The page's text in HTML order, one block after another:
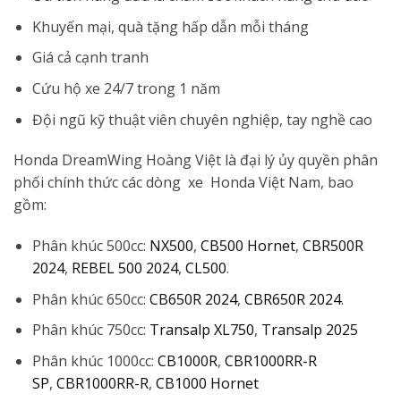
Khuyến mại, quà tặng hấp dẫn mỗi tháng
Giá cả cạnh tranh
Cứu hộ xe 24/7 trong 1 năm
Đội ngũ kỹ thuật viên chuyên nghiệp, tay nghề cao
Honda DreamWing Hoàng Việt là đại lý ủy quyền phân
phối chính thức các dòng xe Honda Việt Nam, bao
gồm:
Phân khúc 500cc: NX500, CB500 Hornet, CBR500R
2024, REBEL 500 2024, CL500.
Phân khúc 650cc: CB650R 2024, CBR650R 2024.
Phân khúc 750cc: Transalp XL750, Transalp 2025
Phân khúc 1000cc: CB1000R, CBR1000RR-R
SP, CBR1000RR-R, CB1000 Hornet